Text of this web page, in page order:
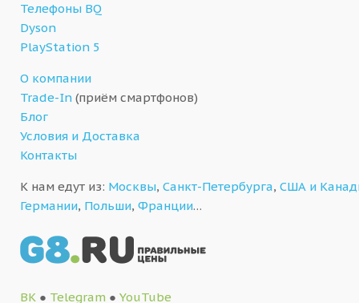
Телефоны BQ
Dyson
PlayStation 5
О компании
Trade-In (приём смартфонов)
Блог
Условия и Доставка
Контакты
К нам едут из: Москвы, Санкт-Петербурга, США и
Германии, Польши, Франции…
ВК ● Telegram ● YouTube